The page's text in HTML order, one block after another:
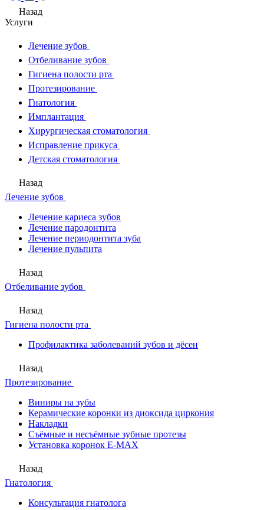
Назад
Услуги
Лечение зубов
Отбеливание зубов
Гигиена полости рта
Протезирование
Гнатология
Имплантация
Хирургическая стоматология
Исправление прикуса
Детская стоматология
Назад
Лечение зубов
Лечение кариеса зубов
Лечение пародонтита
Лечение периодонтита зуба
Лечение пульпита
Назад
Отбеливание зубов
Назад
Гигиена полости рта
Профилактика заболеваний зубов и дёсен
Назад
Протезирование
Виниры на зубы
Керамические коронки из диоксида циркония
Накладки
Съёмные и несъёмные зубные протезы
Установка коронок E-MAX
Назад
Гнатология
Консультация гнатолога